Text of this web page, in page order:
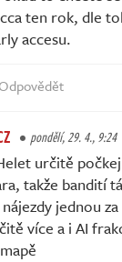
ten rok, dle
accesu.
Odpovědět
pondělí, 29. 4., 9:24
určitě
takže bandití
jednou
více a i AI